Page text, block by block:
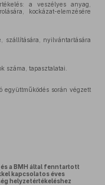
a veszélyes anyag,
kockázat-elemzésére
szállítására, nyilvántartására
száma, tapasztalatai.
során végzett
a BMH által fenntartott
kapcsolatos éves
helyzetértékeléshez